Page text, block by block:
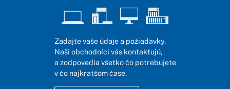
Zadajte vaše údaje a požiadavky.
Naši obchodníci vás kontaktujú,
a zodpovedia všetko čo potrebujete
v čo najkratšom čase.